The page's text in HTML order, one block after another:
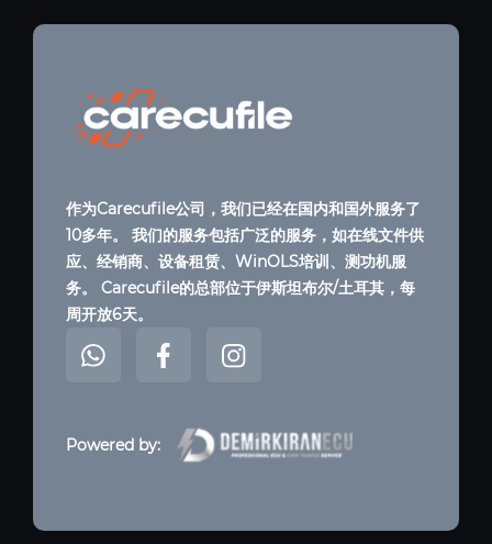
作为Carecufile公司，我们已经在国内和国外服务了
10多年。 我们的服务包括广泛的服务，如在线文件供
应、经销商、设备租赁、WinOLS培训、测功机服
务。 Carecufile的总部位于伊斯坦布尔/土耳其，每
周开放6天。
Powered by: